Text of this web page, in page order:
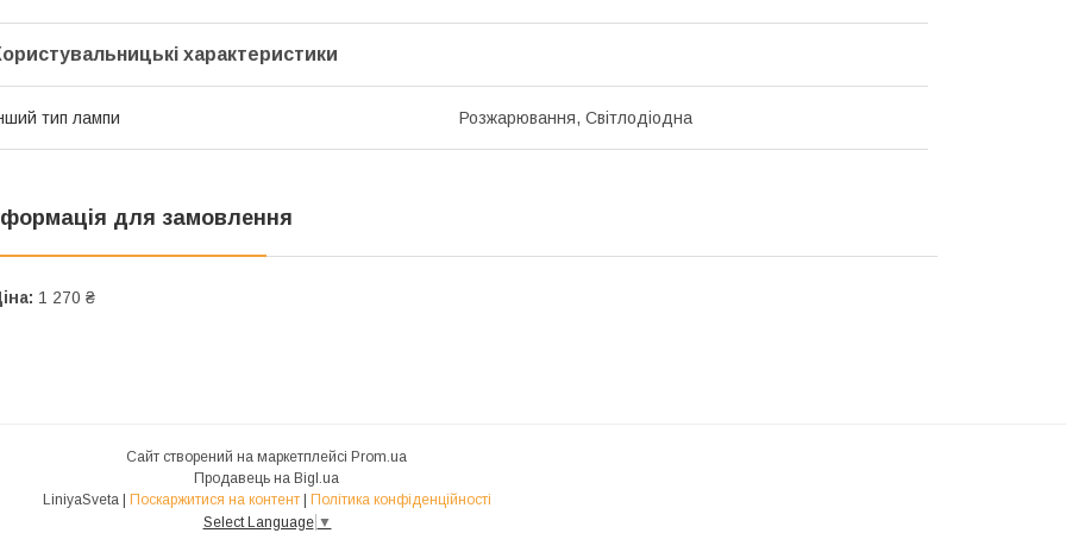
характеристики
тип лампи Розжарювання, Світлодіодна
для замовлення
1 270 ₴
Сайт створений на маркетплейсі Prom.ua
Продавець на Bigl.ua
LiniyaSveta | Поскаржитися на контент | Політика конфіденційності
Select Language ▼